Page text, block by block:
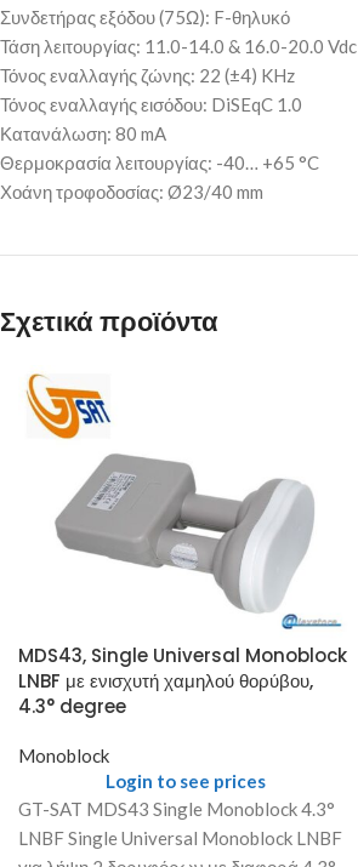
Συνδετήρας εξόδου (75Ω): F-θηλυκό
Τάση λειτουργίας: 11.0-14.0 & 16.0-20.0 Vdc
Τόνος εναλλαγής ζώνης: 22 (±4) KHz
Τόνος εναλλαγής εισόδου: DiSEqC 1.0
Κατανάλωση: 80 mA
Θερμοκρασία λειτουργίας: -40… +65 °C
Χοάνη τροφοδοσίας: Ø23/40 mm
Σχετικά προϊόντα
MDS43, Single Universal Monoblock
LNBF με ενισχυτή χαμηλού θορύβου,
4.3° degree
Monoblock
Login to see prices
GT-SAT MDS43 Single Monoblock 4.3°
LNBF Single Universal Monoblock LNBF